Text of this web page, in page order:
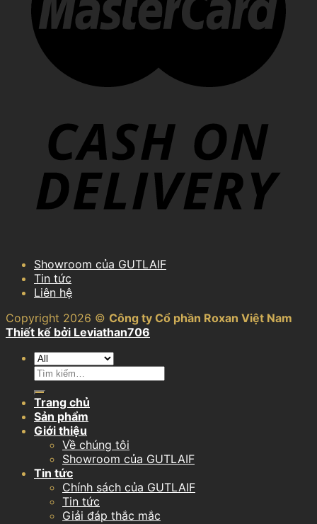
Showroom của GUTLAIF
Tin tức
Liên hệ
Copyright 2026 © Công ty Cổ phần Roxan Việt Nam
Thiết kế bởi Leviathan706
Tìm
kiếm:
Trang chủ
Sản phẩm
Giới thiệu
Về chúng tôi
Showroom của GUTLAIF
Tin tức
Chính sách của GUTLAIF
Tin tức
Giải đáp thắc mắc